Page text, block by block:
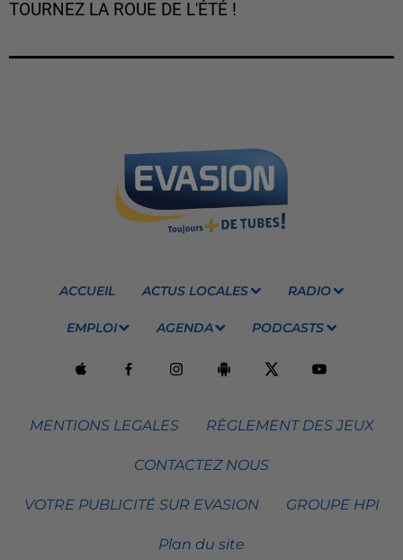
TOURNEZ LA ROUE DE L'ÉTÉ !
ACCUEIL ACTUS LOCALES RADIO
EMPLOI AGENDA PODCASTS
MENTIONS LEGALES RÈGLEMENT DES JEUX
CONTACTEZ NOUS
VOTRE PUBLICITÉ SUR EVASION GROUPE HPI
Plan du site